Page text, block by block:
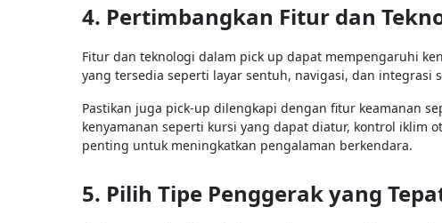
4. Pertimbangkan Fitur dan
Fitur dan teknologi dalam pick up dapat mempengaruhi
yang tersedia seperti layar sentuh, navigasi, dan integrasi
Pastikan juga pick-up dilengkapi dengan fitur keamanan
kenyamanan seperti kursi yang dapat diatur, kontrol iklim
penting untuk meningkatkan pengalaman berkendara.
5. Pilih Tipe Penggerak yang